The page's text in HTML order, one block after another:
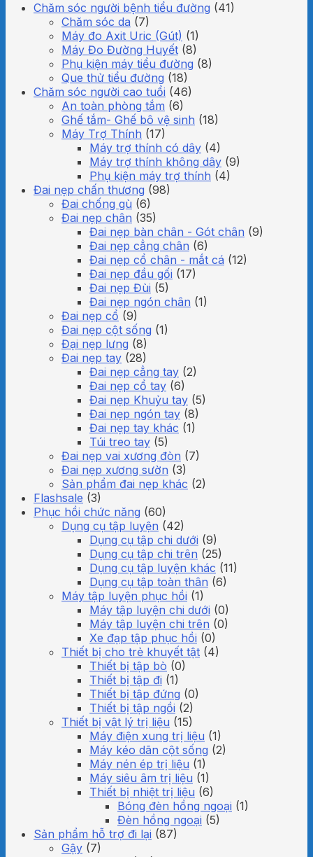
Chăm sóc người bệnh tiểu đường (41)
Chăm sóc da (7)
Máy đo Axit Uric (Gút) (1)
Máy Đo Đường Huyết (8)
Phụ kiện máy tiểu đường (8)
Que thử tiểu đường (18)
Chăm sóc người cao tuổi (46)
An toàn phòng tắm (6)
Ghế tắm- Ghế bô vệ sinh (18)
Máy Trợ Thính (17)
Máy trợ thính có dây (4)
Máy trợ thính không dây (9)
Phụ kiện máy trợ thính (4)
Đai nẹp chấn thương (98)
Đai chống gù (6)
Đai nẹp chân (35)
Đai nẹp bàn chân - Gót chân (9)
Đai nẹp cẳng chân (6)
Đai nẹp cổ chân - mắt cá (12)
Đai nẹp đầu gối (17)
Đai nẹp Đùi (5)
Đai nẹp ngón chân (1)
Đai nẹp cổ (9)
Đai nẹp cột sống (1)
Đại nẹp lưng (8)
Đai nẹp tay (28)
Đai nẹp cẳng tay (2)
Đai nẹp cổ tay (6)
Đai nẹp Khuỷu tay (5)
Đai nẹp ngón tay (8)
Đai nẹp tay khác (1)
Túi treo tay (5)
Đai nẹp vai xương đòn (7)
Đai nẹp xương sườn (3)
Sản phẩm đai nẹp khác (2)
Flashsale (3)
Phục hồi chức năng (60)
Dụng cụ tập luyện (42)
Dụng cụ tập chi dưới (9)
Dụng cụ tập chi trên (25)
Dụng cụ tập luyện khác (11)
Dụng cụ tập toàn thân (6)
Máy tập luyện phục hồi (1)
Máy tập luyện chi dưới (0)
Máy tập luyện chi trên (0)
Xe đạp tập phục hồi (0)
Thiết bị cho trẻ khuyết tật (4)
Thiết bị tập bò (0)
Thiết bị tập đi (1)
Thiết bị tập đứng (0)
Thiết bị tập ngồi (2)
Thiết bị vật lý trị liệu (15)
Máy điện xung trị liệu (1)
Máy kéo dãn cột sống (2)
Máy nén ép trị liệu (1)
Máy siêu âm trị liệu (1)
Thiết bị nhiệt trị liệu (6)
Bóng đèn hồng ngoại (1)
Đèn hồng ngoại (5)
Sản phẩm hỗ trợ đi lại (87)
Gậy (7)